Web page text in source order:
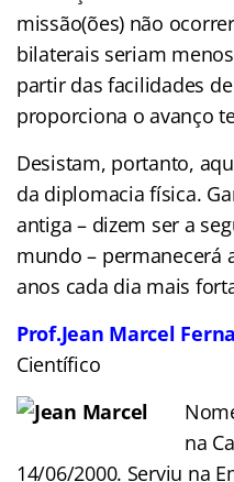
missão(ões) não
bilaterais seriam
partir das facilidades
proporciona o avanço
Desistam, portanto,
da diplomacia física.
antiga – dizem ser a
mundo – permanecerá
anos cada dia mais
Prof.Jean Marcel
Científico
na
14/06/2000. Serviu na